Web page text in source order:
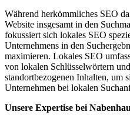
Während herkömmliches SEO
Website insgesamt in den
fokussiert sich lokales SEO
Unternehmens in den
maximieren. Lokales SEO
von lokalen Schlüsselwörtern
standortbezogenen Inhalten, um
Unternehmen bei lokalen
Unsere Expertise bei